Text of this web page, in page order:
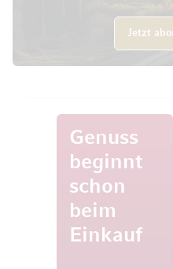
Jetzt
Genuss
beginnt
schon
beim
Einkauf